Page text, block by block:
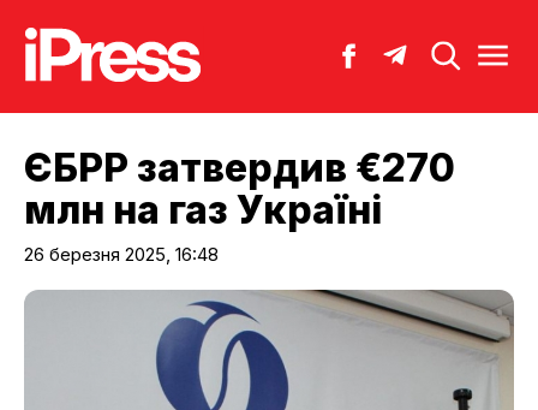
ЄБРР затвердив €270
млн на газ Україні
26 березня 2025, 16:48